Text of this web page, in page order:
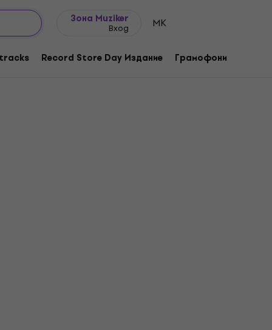
Зона Muziker
Вход MK
Record Store Day Издание Грамофони